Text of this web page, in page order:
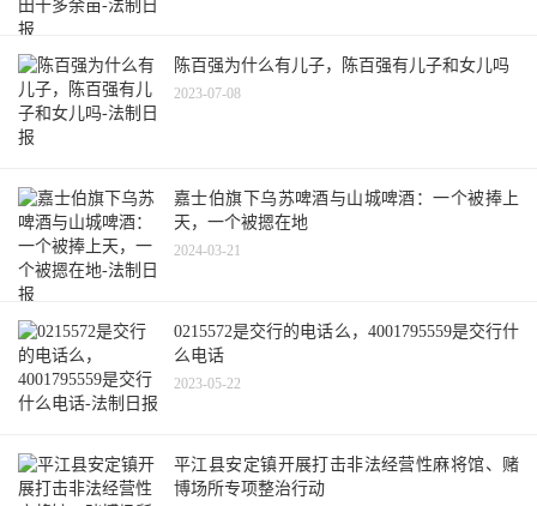
陈百强为什么有儿子，陈百强有儿子和女儿吗
2023-07-08
嘉士伯旗下乌苏啤酒与山城啤酒：一个被捧上
天，一个被摁在地
2024-03-21
0215572是交行的电话么，4001795559是交行什
么电话
2023-05-22
平江县安定镇开展打击非法经营性麻将馆、赌
博场所专项整治行动